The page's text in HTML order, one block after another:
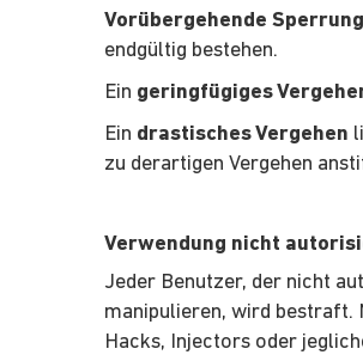
Vorübergehende
endgültig bestehen.
Ein geringfügiges
Ein drastisches Vergehen
zu derartigen Vergehen
Verwendung nicht
Jeder Benutzer, der nicht
manipulieren, wird bestraft.
Hacks, Injectors oder